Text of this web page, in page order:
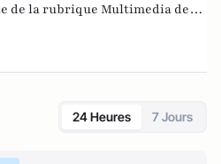
de la rubrique Multimedia de
médias à Arrêt sur Images et de
ailleurs fut blogueur, avec Le
24 Heures 7 Jours